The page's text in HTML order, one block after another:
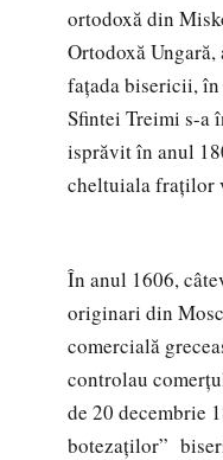
ortodoxă din
Ortodoxă
faţada bisericii, în
Sfintei Treimi s-a
isprăvit în anul
cheltuiala fraţilor
În anul 1606,
originari din
comercială
controlau
de 20 decembrie
botezaţilor”